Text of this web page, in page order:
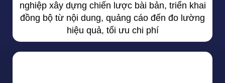
nghiệp xây dựng chiến lược bài bản, triển khai
đồng bộ từ nội dung, quảng cáo đến đo lường
hiệu quả, tối ưu chi phí